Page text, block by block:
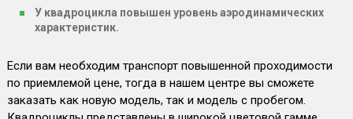
У квадроцикла повышен уровень аэродинамических
характеристик.
Если вам необходим транспорт повышенной проходимости
по приемлемой цене, тогда в нашем центре вы сможете
заказать как новую модель, так и модель с пробегом.